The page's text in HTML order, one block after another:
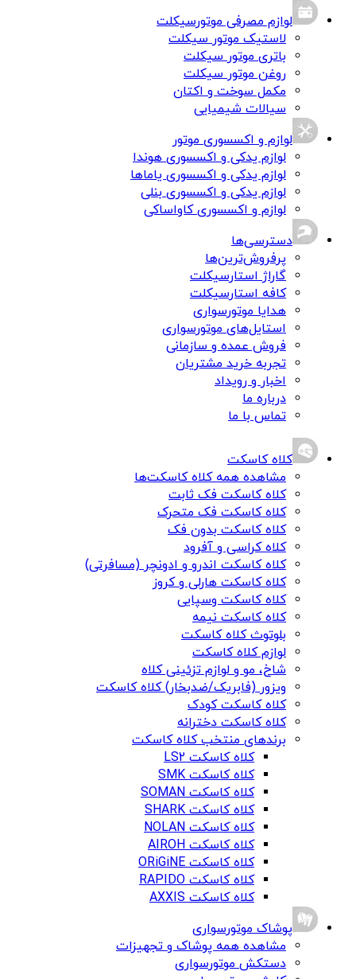
لوازم مصرفی موتورسیکلت
لاستیک موتور سیکلت
باتری موتور سیکلت
روغن موتور سیکلت
مکمل سوخت و اکتان
سیالات شیمیایی
لوازم و اکسسوری موتور
لوازم یدکی و اکسسوری هوندا
لوازم یدکی و اکسسوری یاماها
لوازم یدکی و اکسسوری بنلی
لوازم و اکسسوری کاواساکی
دسترسی‌ها
پرفروش‌ترین‌ها
گاراژ استارسیکلت
کافه استارسیکلت
هدایا موتورسواری
استایل‌های موتورسواری
فروش عمده و سازمانی
تجربه خرید مشتریان
اخبار و رویداد
درباره ما
تماس با ما
کلاه کاسکت
مشاهده همه کلاه کاسکت‌ها
کلاه کاسکت فک ثابت
کلاه کاسکت فک متحرک
کلاه کاسکت بدون فک
کلاه کراسی و آفرود
کلاه کاسکت اندرو و ادونچر (مسافرتی)
کلاه کاسکت هارلی و کروز
کلاه کاسکت وسپایی
کلاه کاسکت نیمه
بلوتوث کلاه کاسکت
لوازم کلاه کاسکت
شاخ، مو و لوازم تزئینی کلاه
ویزور (فابریک/ضدبخار) کلاه کاسکت
کلاه کاسکت کودک
کلاه کاسکت دخترانه
برندهای منتخب کلاه کاسکت
کلاه کاسکت LS2
کلاه کاسکت SMK
کلاه کاسکت SOMAN
کلاه کاسکت SHARK
کلاه کاسکت NOLAN
کلاه کاسکت AIROH
کلاه کاسکت ORiGiNE
کلاه کاسکت RAPIDO
کلاه کاسکت AXXIS
پوشاک موتورسواری
مشاهده همه پوشاک و تجهیزات
دستکش موتورسواری